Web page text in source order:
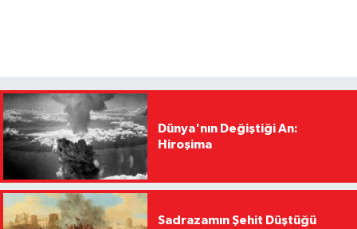
Dünya'nın Değiştiği An:
Hiroşima
Sadrazamın Şehit Düştüğü